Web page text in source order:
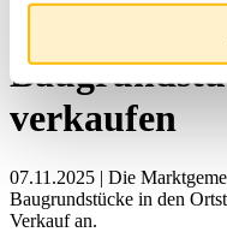
verkaufen
07.11.2025 | Die
Baugrundstücke in den
Verkauf an.